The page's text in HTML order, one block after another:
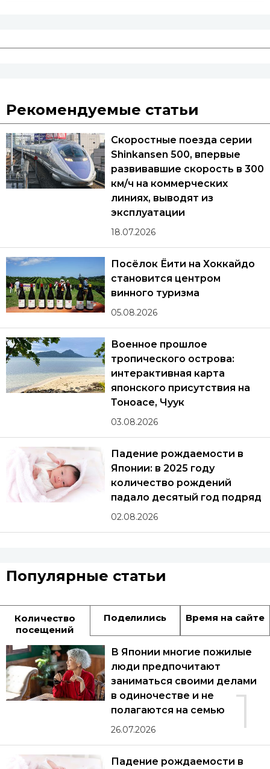
Рекомендуемые статьи
Скоростные поезда серии
Shinkansen 500, впервые
развивавшие скорость в 300
км/ч на коммерческих
линиях, выводят из
эксплуатации
18.07.2026
Посёлок Ёити на Хоккайдо
становится центром
винного туризма
05.08.2026
Военное прошлое
тропического острова:
интерактивная карта
японского присутствия на
Тоноасе, Чуук
03.08.2026
Падение рождаемости в
Японии: в 2025 году
количество рождений
падало десятый год подряд
02.08.2026
Популярные статьи
Количество
посещений
Поделились Время на сайте
1
В Японии многие пожилые
люди предпочитают
заниматься своими делами
в одиночестве и не
полагаются на семью
26.07.2026
Падение рождаемости в